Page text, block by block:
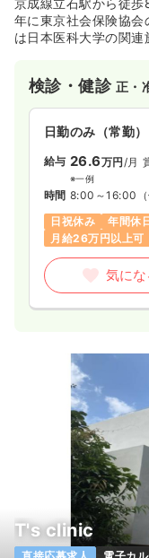
オンコールあり
気にな
京成線立石駅から徒
年に東京社会保険協会
は日本医科大学の関連
患者数は約200名と
す。
検診・健診 正・
日勤のみ（常勤）
給与 26.6万円/月
※一例
時間 8:00～16:00
日祝休み
年間休
月給26万円以上可
気にな
T's clinic